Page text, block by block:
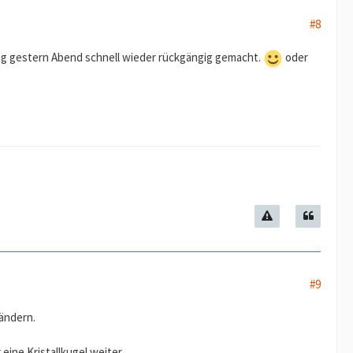
#8
gestern Abend schnell wieder rückgängig gemacht. oder
#9